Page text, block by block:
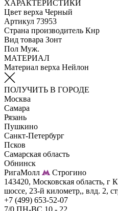
ХАРАКТЕРИСТИКИ
Цвет верха Черный
Артикул 73953
Страна производитель Кнр
Вид товара Зонт
Пол Муж.
МАТЕРИАЛ
Материал верха Нейлон
ПОЛУЧИТЬ В ГОРОДЕ
Москва
Самара
Рязань
Пушкино
Санкт-Петербург
Псков
Самарская область
Обнинск
РигаМолл
Строгино
143420, Московская область, г
шоссе, 23-й километр,, влд. 2,
+7 (499) 653-52-07
7/0 ПН-ВС 10 - 22